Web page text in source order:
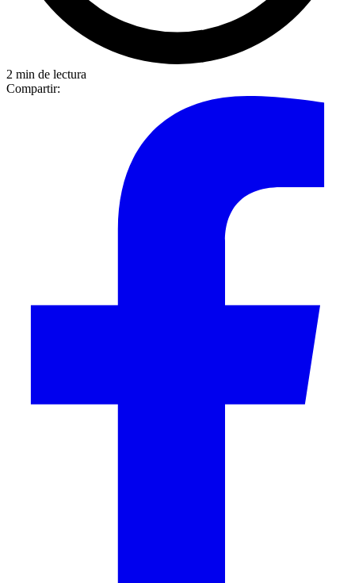
2 min de lectura
Compartir: